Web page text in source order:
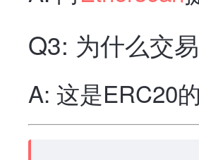
Q3: 为什么交
A: 这是ERC20